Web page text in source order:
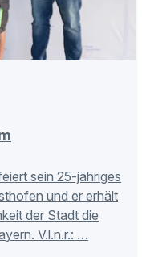
sein 25-jähriges
und er erhält
der Stadt die
V.l.n.r.: …